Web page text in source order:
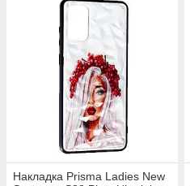
Накладка Prisma Ladies New